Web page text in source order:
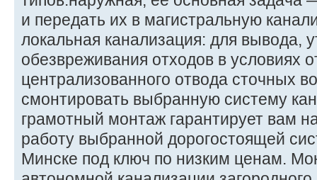
и передать их в магистральную
локальная канализация: для вывода,
обезвреживания отходов в условиях
централизованного отвода сточных
смонтировать выбранную систему
грамотный монтаж гарантирует вам
работу выбранной дорогостоящей
Минске под ключ по низким ценам.